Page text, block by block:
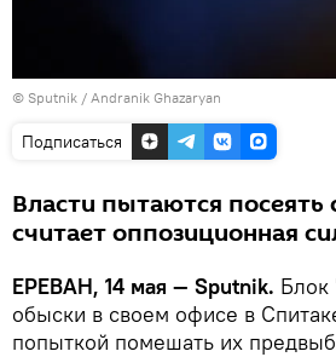
© Sputnik / Andranik Ghazaryan
Подписаться
Власти пытаются посеять
считает оппозиционная
ЕРЕВАН, 14 мая — Sputnik. Блок
обыски в своем офисе в
попыткой помешать их